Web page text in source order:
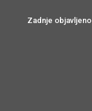
Zadnje objavljeno